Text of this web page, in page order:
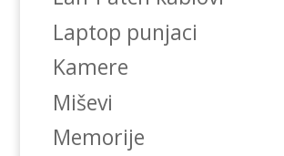
Laptop punjaci
Kamere
Miševi
Memorije